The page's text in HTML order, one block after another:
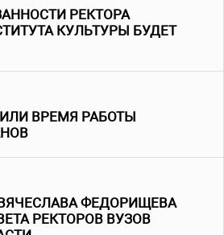
РЕКТОРА
КУЛЬТУРЫ БУДЕТ
ВРЕМЯ РАБОТЫ
ФЕДОРИЩЕВА
РЕКТОРОВ ВУЗОВ